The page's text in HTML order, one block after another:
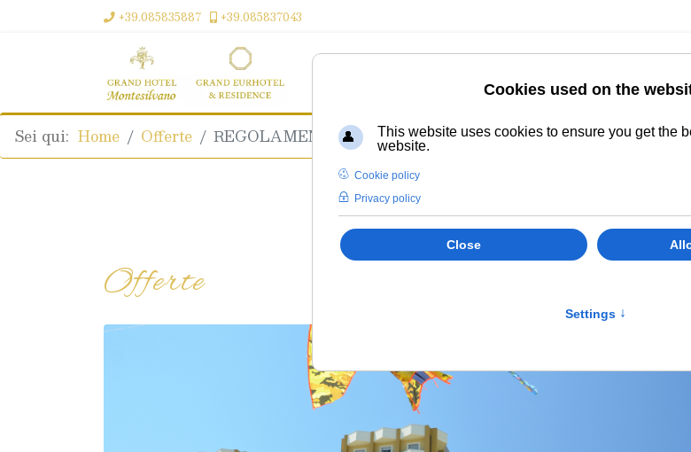
Cookies used on the
This website uses cookies to ensure you get the
website.
Cookie policy
Privacy policy
Close
Settings ↑
+39.085835887 +39.085837043
Sei qui: Home Offerte REGOLAMENTO DI SOGGIORNO 2026
Offerte